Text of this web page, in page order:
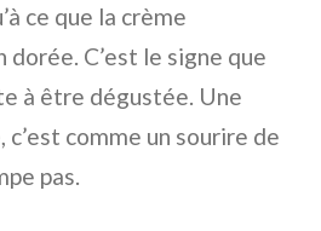
ce que la crème
dorée. C’est le signe que
à être dégustée. Une
comme un sourire de
pas.